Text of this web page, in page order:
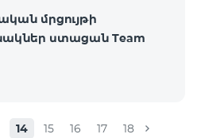
մրցույթի
ստացան Team
14 15 16 17 18